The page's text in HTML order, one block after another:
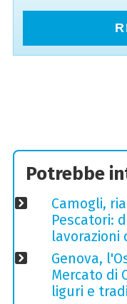
Potrebbe
Camogli,
Pescatori:
lavorazioni
Genova,
Mercato di
liguri e